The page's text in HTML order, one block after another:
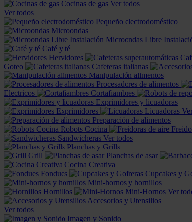
Cocinas de gas Ver todos
Ver todos
Pequeño electrodoméstico
Microondas
Microondas Libre
Café y té
Hervidores
Goteo
Cafeteras italianas
Manipulación alimentos
Procesadores de alimentos
Electricos
Cortafiambres
Exprimidores y licuadoras
Exprimidores
Licuadoras
Preparación de alimentos
Robots Cocina
Sandwicheras Ver todos
Planchas y Grills
Grill
Planchas de asar
Cocina Creativa
Fondues
Cupcakes y
Mini-hornos y hornillos
Hornillos
Mini-Hornos Ver
Accesorios y Utensilios
Ver todos
Imagen y Sonido